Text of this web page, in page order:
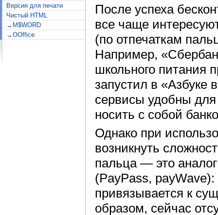
Версия для печати
Чистый HTML
→M$WORD
→OOffice
После успеха
все чаще
(по отпечаткам
Например,
школьного питания
запустил в «Азбуке
сервисы удобны для
носить с собой
Однако при
возникнуть
пальца — это
(PayPass,
привязывается к
образом, сейчас